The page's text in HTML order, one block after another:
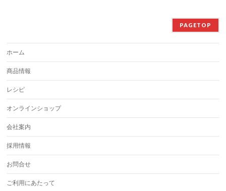
PAGETOP
ホーム
商品情報
レシピ
オンラインショップ
会社案内
採用情報
お問合せ
ご利用にあたって